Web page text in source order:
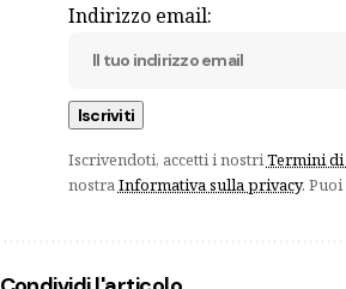
Indirizzo email:
Iscrivendoti, accetti i nostriTermini
nostraInformativa sulla privacy.